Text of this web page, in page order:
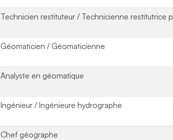
Technicien restituteur / Technicienne restitutrice
Géomaticien / Géomaticienne
Analyste en géomatique
Ingénieur / Ingénieure hydrographe
Chef géographe